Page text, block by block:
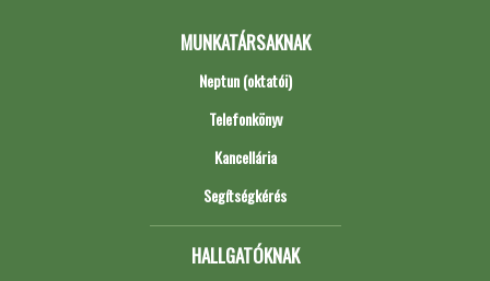
MUNKATÁRSAKNAK
Neptun (oktatói)
Telefonkönyv
Kancellária
Segítségkérés
HALLGATÓKNAK